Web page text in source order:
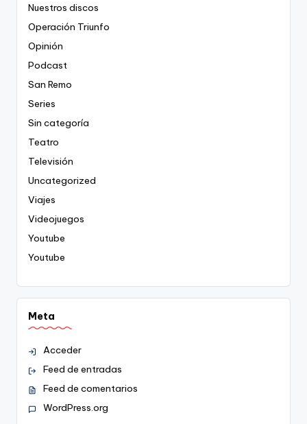
Nuestros discos
Operación Triunfo
Opinión
Podcast
San Remo
Series
Sin categoría
Teatro
Televisión
Uncategorized
Viajes
Videojuegos
Youtube
Youtube
Meta
Acceder
Feed de entradas
Feed de comentarios
WordPress.org